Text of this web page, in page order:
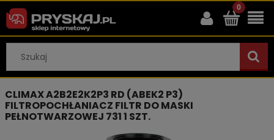
CLIMAX A2B2E2K2P3 RD (ABEK2 P3)
FILTROPOCHŁANIACZ FILTR DO MASKI
PEŁNOTWARZOWEJ 731 1 SZT.